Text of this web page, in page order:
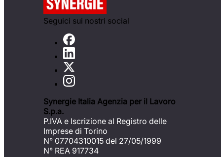
Seguici sui nostri social
Synergie Italia Agenzia per il Lavoro
S.p.a.
P.IVA e Iscrizione al Registro delle
Imprese di Torino
N° 07704310015 del 27/05/1999
N° REA 917734